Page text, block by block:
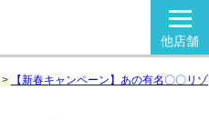
他店舗
>
【新春キャンペーン】あの有名〇〇リゾ